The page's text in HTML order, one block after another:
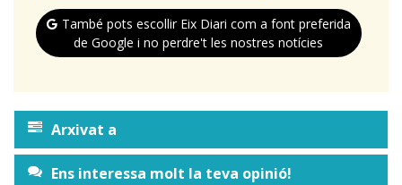
També pots escollir Eix Diari com a font preferida
de Google i no perdre't les nostres notícies
Arxivat a
Ens interessa molt la teva opinió!